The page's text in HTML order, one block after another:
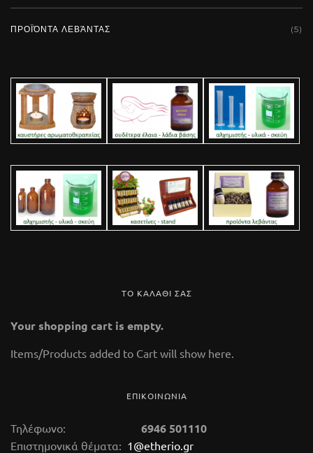
ΠΡΟΪΌΝΤΑ ΛΕΒΆΝΤΑΣ (5)
ΤΟ ΚΑΛΑΘΙ ΣΑΣ
Your shopping cart is empty.
Items/Products added to Cart will show here.
ΕΠΙΚΟΙΝΩΝΙΑ
Τηλέφωνο: 6946 501110
Επιστημονικά θέματα: 1@etherio.gr